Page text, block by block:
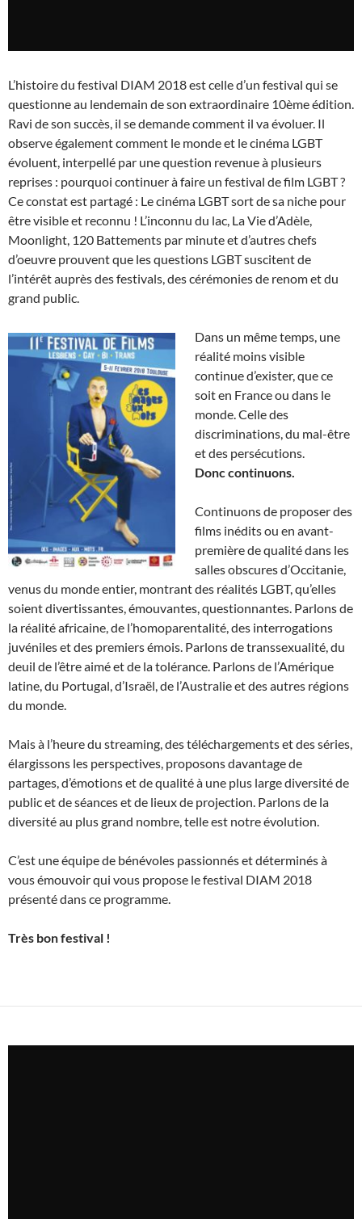
L’histoire du festival DIAM 2018 est celle d’un festival qui se
questionne au lendemain de son extraordinaire 10ème édition.
Ravi de son succès, il se demande comment il va évoluer. Il
observe également comment le monde et le cinéma LGBT
évoluent, interpellé par une question revenue à plusieurs
reprises : pourquoi continuer à faire un festival de film LGBT ?
Ce constat est partagé : Le cinéma LGBT sort de sa niche pour
être visible et reconnu ! L’inconnu du lac, La Vie d’Adèle,
Moonlight, 120 Battements par minute et d’autres chefs
d’oeuvre prouvent que les questions LGBT suscitent de
l’intérêt auprès des festivals, des cérémonies de renom et du
grand public.
Dans un même temps, une
réalité moins visible
continue d’exister, que ce
soit en France ou dans le
monde. Celle des
discriminations, du mal-être
et des persécutions.
Donc continuons.
Continuons de proposer des
films inédits ou en avant-
première de qualité dans les
salles obscures d’Occitanie,
venus du monde entier, montrant des réalités LGBT, qu’elles
soient divertissantes, émouvantes, questionnantes. Parlons de
la réalité africaine, de l’homoparentalité, des interrogations
juvéniles et des premiers émois. Parlons de transsexualité, du
deuil de l’être aimé et de la tolérance. Parlons de l’Amérique
latine, du Portugal, d’Israël, de l’Australie et des autres régions
du monde.
Mais à l’heure du streaming, des téléchargements et des séries,
élargissons les perspectives, proposons davantage de
partages, d’émotions et de qualité à une plus large diversité de
public et de séances et de lieux de projection. Parlons de la
diversité au plus grand nombre, telle est notre évolution.
C’est une équipe de bénévoles passionnés et déterminés à
vous émouvoir qui vous propose le festival DIAM 2018
présenté dans ce programme.
Très bon festival !